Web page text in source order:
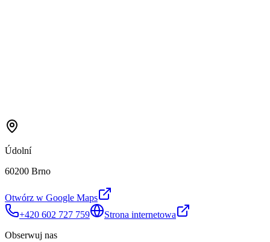
Údolní
60200 Brno
Otwórz w Google Maps
+420 602 727 759
Strona internetowa
Obserwuj nas